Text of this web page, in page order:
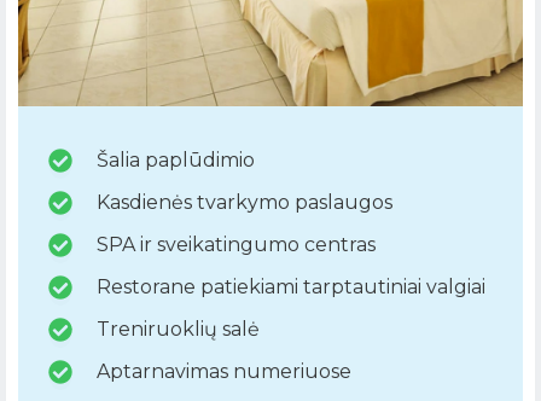
Šalia paplūdimio
Kasdienės tvarkymo paslaugos
SPA ir sveikatingumo centras
Restorane patiekiami tarptautiniai valgiai
Treniruoklių salė
Aptarnavimas numeriuose